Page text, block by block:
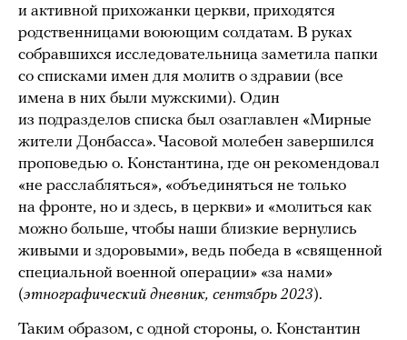
и активной прихожанки церкви, приходятся
родственницами воюющим солдатам. В руках
собравшихся исследовательница заметила папки
со списками имен для молитв о здравии (все
имена в них были мужскими). Один
из подразделов списка был озаглавлен «Мирные
жители Донбасса». Часовой молебен завершился
проповедью о. Константина, где он рекомендовал
«не расслабляться», «объединяться не только
на фронте, но и здесь, в церкви» и «молиться как
можно больше, чтобы наши близкие вернулись
живыми и здоровыми», ведь победа в «священной
специальной военной операции» «за нами»
(этнографический дневник, сентябрь 2023).
Таким образом, с одной стороны, о. Константин